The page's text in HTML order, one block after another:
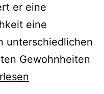
er eine
eine
unterschiedlichen
Gewohnheiten